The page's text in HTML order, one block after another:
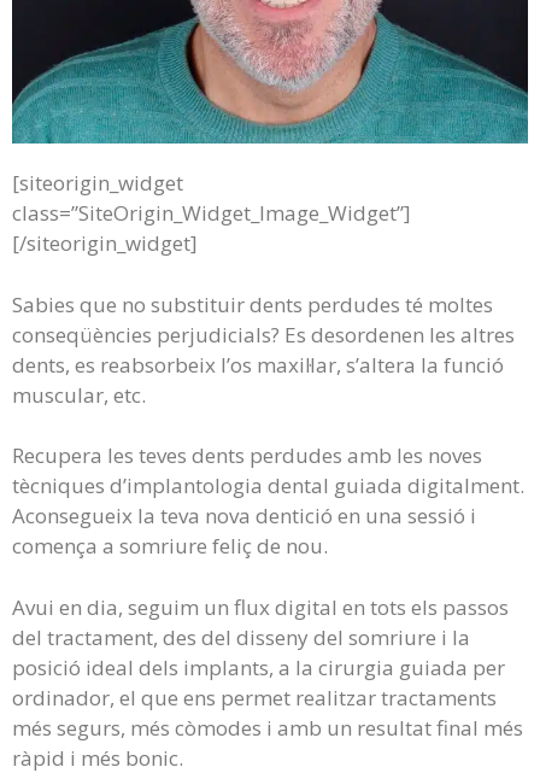
[siteorigin_widget
class=”SiteOrigin_Widget_Image_Widget”]
[/siteorigin_widget]
Sabies que no substituir dents perdudes té moltes
conseqüències perjudicials? Es desordenen les altres
dents, es reabsorbeix l’os maxil·lar, s’altera la funció
muscular, etc.
Recupera les teves dents perdudes amb les noves
tècniques d’implantologia dental guiada digitalment.
Aconsegueix la teva nova dentició en una sessió i
comença a somriure feliç de nou.
Avui en dia, seguim un flux digital en tots els passos
del tractament, des del disseny del somriure i la
posició ideal dels implants, a la cirurgia guiada per
ordinador, el que ens permet realitzar tractaments
més segurs, més còmodes i amb un resultat final més
ràpid i més bonic.